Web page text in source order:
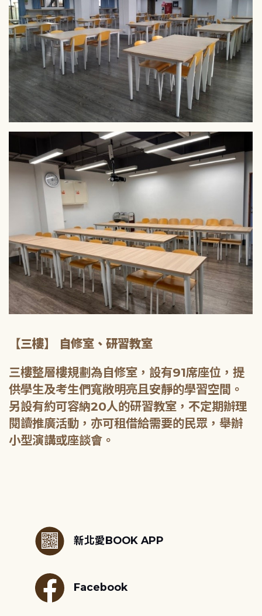
【三樓】 自修室、研習教室
三樓整層樓規劃為自修室，設有91席座位，提
供學生及考生們寬敞明亮且安靜的學習空間。
另設有約可容納20人的研習教室，不定期辦理
閱讀推廣活動，亦可租借給需要的民眾，舉辦
小型演講或座談會。
新北愛BOOK APP
Facebook